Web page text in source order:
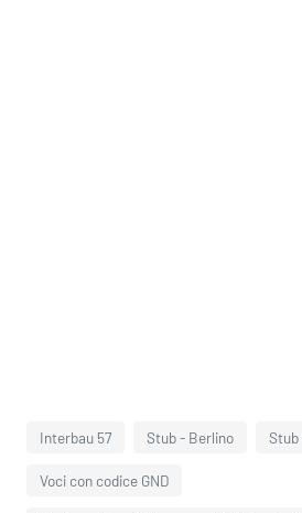
Interbau 57 Stub - Berlino Stub
Voci con codice GND